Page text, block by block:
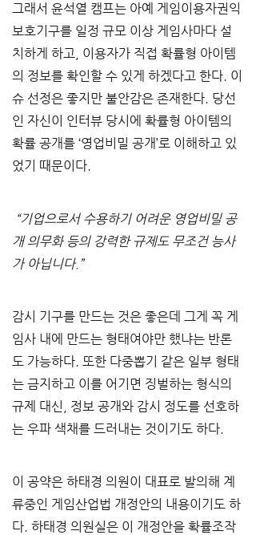
그래서 윤석열 캠프는 아예 게임이용자권익
보호기구를 일정 규모 이상 게임사마다 설
치하게 하고, 이용자가 직접 확률형 아이템
의 정보를 확인할 수 있게 하겠다고 한다. 이
슈 선정은 좋지만 불안감은 존재한다. 당선
인 자신이 인터뷰 당시에 확률형 아이템의
확률 공개를 ‘영업비밀 공개’로 이해하고 있
었기 때문이다.
“기업으로서 수용하기 어려운 영업비밀 공
개 의무화 등의 강력한 규제도 무조건 능사
가 아닙니다.”
감시 기구를 만드는 것은 좋은데 그게 꼭 게
임사 내에 만드는 형태여야만 했냐는 반론
도 가능하다. 또한 다중뽑기 같은 일부 형태
는 금지하고 이를 어기면 징벌하는 형식의
규제 대신, 정보 공개와 감시 정도를 선호하
는 우파 색채를 드러내는 것이기도 하다.
이 공약은 하태경 의원이 대표로 발의해 계
류중인 게임산업법 개정안의 내용이기도 하
다. 하태경 의원실은 이 개정안을 확률조작